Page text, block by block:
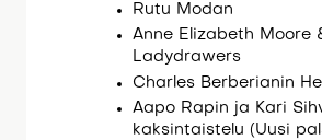
Rutu Modan
Anne Elizabeth Moore
Ladydrawers
Charles Berberianin
Aapo Rapin ja Kari
kaksintaistelu (Uusi